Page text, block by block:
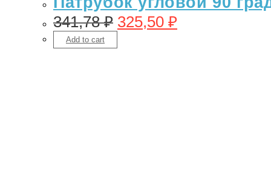
341,78₽ 325,50 ₽
Add to cart